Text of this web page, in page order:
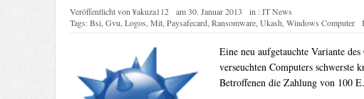
Veröffentlicht von¥akuza112 am30. Januar 2013 in :IT News
Tags:Bsi Gvu Logos Mit, Paysafecard, Ransomware, Ukash Windows Computer
Eine neu aufgetauchte Variante
verseuchten Computers
Betroffenen die Zahlung von 100